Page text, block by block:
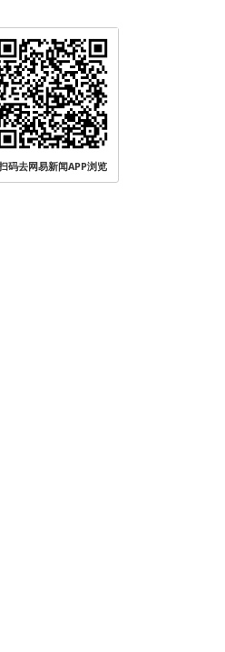
码去网易新闻APP浏览